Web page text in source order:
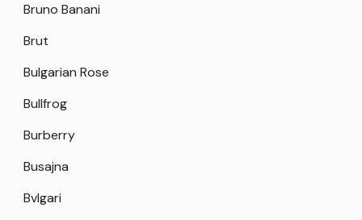
Bruno Banani
Brut
Bulgarian Rose
Bullfrog
Burberry
Busajna
Bvlgari